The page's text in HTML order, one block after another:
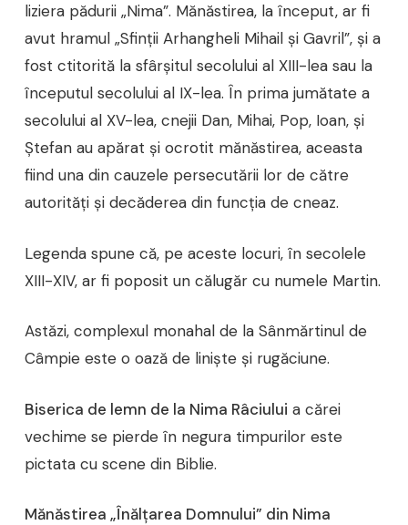
liziera pădurii „Nima”. Mănăstirea, la început, ar fi
avut hramul „Sfinţii Arhangheli Mihail şi Gavril”, şi a
fost ctitorită la sfârşitul secolului al XIII-lea sau la
începutul secolului al IX-lea. În prima jumătate a
secolului al XV-lea, cnejii Dan, Mihai, Pop, Ioan, şi
Ştefan au apărat şi ocrotit mănăstirea, aceasta
fiind una din cauzele persecutării lor de către
autorităţi şi decăderea din funcţia de cneaz.
Legenda spune că, pe aceste locuri, în secolele
XIII-XIV, ar fi poposit un călugăr cu numele Martin.
Astăzi, complexul monahal de la Sânmărtinul de
Câmpie este o oază de linişte şi rugăciune.
Biserica de lemn de la Nima Râciului a cărei
vechime se pierde în negura timpurilor este
pictata cu scene din Biblie.
Mănăstirea „Înălţarea Domnului” din Nima